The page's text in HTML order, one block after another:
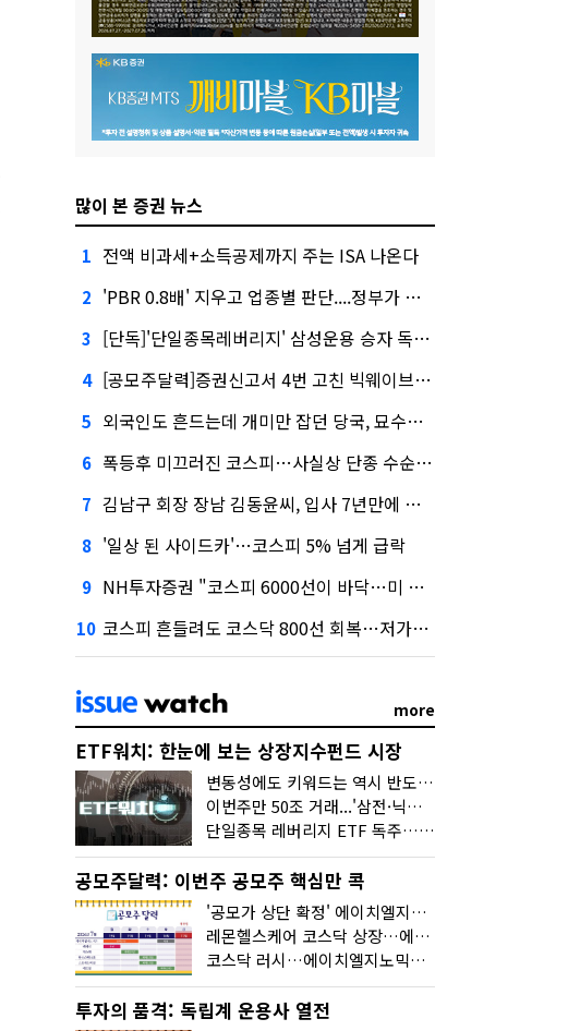
많이 본 증권 뉴스
1 전액 비과세+소득공제까지 주는 ISA 나온다
2 'PBR 0.8배' 지우고 업종별 판단....정부가 제시한 '주가 누르기' 방지법
3 [단독]'단일종목레버리지' 삼성운용 승자 독식...운용수익 미래에셋의 6배
4 [공모주달력]증권신고서 4번 고친 빅웨이브로보틱스, 수요예측
5 외국인도 흔드는데 개미만 잡던 당국, 묘수는 과다호가부담금?
6 폭등후 미끄러진 코스피…사실상 단종 수순 밟는 '단종레'
7 김남구 회장 장남 김동윤씨, 입사 7년만에 한투증권 임원 승진
8 '일상 된 사이드카'…코스피 5% 넘게 급락
9 NH투자증권 "코스피 6000선이 바닥…미 금리 안정 후 추가 회복"
10 코스피 흔들려도 코스닥 800선 회복…저가매수세 유입
more
ETF워치: 한눈에 보는 상장지수펀드 시장
변동성에도 키워드는 역시 반도체…신상품은 우주·방산
이번주만 50조 거래...'삼전·닉스 레버리지' 수익률은 -30%
단일종목 레버리지 ETF 독주…'증시 블랙홀'
공모주달력: 이번주 공모주 핵심만 콕
'공모가 상단 확정' 에이치엘지노믹스 청약
레몬헬스케어 코스닥 상장…에이치엘지노믹스 수요예측
코스닥 러시…에이치엘지노믹스 수요예측·레메디 청약
투자의 품격: 독립계 운용사 열전